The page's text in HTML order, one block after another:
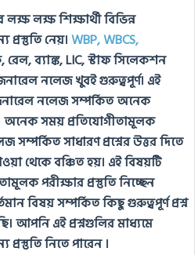
লক্ষ লক্ষ শিক্ষার্থী বিভিন্ন
নেয়।WBP, WBCS,
ব্যাঙ্ক, LIC, স্টাফ সিলেকশন
নলেজ খুবই গুরুত্বপূর্ণ।এই
নলেজসম্পর্কিত অনেক
অনেক সময় প্রতিযোগীতামূলক
সম্পর্কিত সাধারণ প্রশ্নের উত্তর দিতে
থেকে বঞ্চিত হয়।এই বিষয়টি
পরীক্ষার প্রস্তুতি নিচ্ছেন
বিষয় সম্পর্কিত কিছু গুরুত্বপূর্ণ প্রশ্ন
আপনি এই প্রশ্নগুলির মাধ্যমে
নিতে পারেন ।